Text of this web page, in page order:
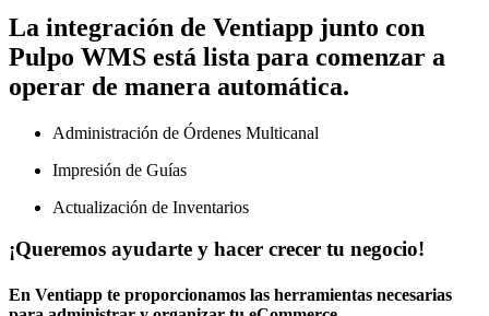
La integración de Ventiapp junto con
Pulpo WMS está lista para comenzar a
operar de manera automática.
Administración de Órdenes Multicanal
Impresión de Guías
Actualización de Inventarios
¡Queremos ayudarte y hacer crecer tu negocio!
En Ventiapp te proporcionamos las herramientas necesarias